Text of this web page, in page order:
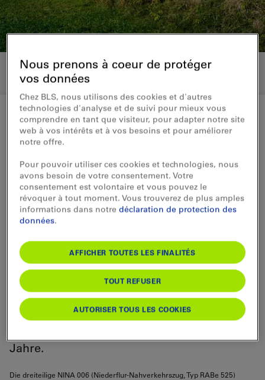
Medienmitteilung 17.11.2015
S-Bahn-Flotte: Erste
modernisierte NINA auf dem
BLS-Netz unterwegs
ihre 36 NINA-Züge. Das erste komplett
erneuerte Fahrzeug geht jetzt in Betrieb.
Die Fahrgäste reisen damit komfortabler
und die Züge können rund 6 Jahre länger
im Einsatz bleiben. Das
Modernisierungsprogramm in der BLS-
Jahre.
Die dreiteilige NINA 006 (Niederflur-Nahverkehrszug, Typ RABe 525)
Nous prenons à coeur de protéger
vos données
Chez BLS, nous utilisons des cookies et d'autres
technologies d'analyse et de suivi pour mieux vous
comprendre en tant que visiteur, pour adapter notre site
web à vos intérêts et à vos besoins et pour améliorer
notre offre.
Pour pouvoir utiliser ces cookies et technologies, nous
avons besoin de votre consentement. Votre
consentement est volontaire et vous pouvez le
révoquer à tout moment. Vous trouverez de plus amples
informations dans notredéclaration de protection des
données.
AFFICHER TOUTES LES FINALITÉS
TOUT REFUSER
AUTORISER TOUS LES COOKIES